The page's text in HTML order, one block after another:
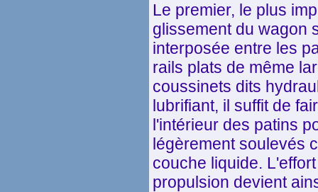
Le premier, le plus
glissement du wagon
interposée entre les
rails plats de même
coussinets dits
lubrifiant, il suffit de
l'intérieur des patins
légèrement soulevés
couche liquide.
propulsion devient